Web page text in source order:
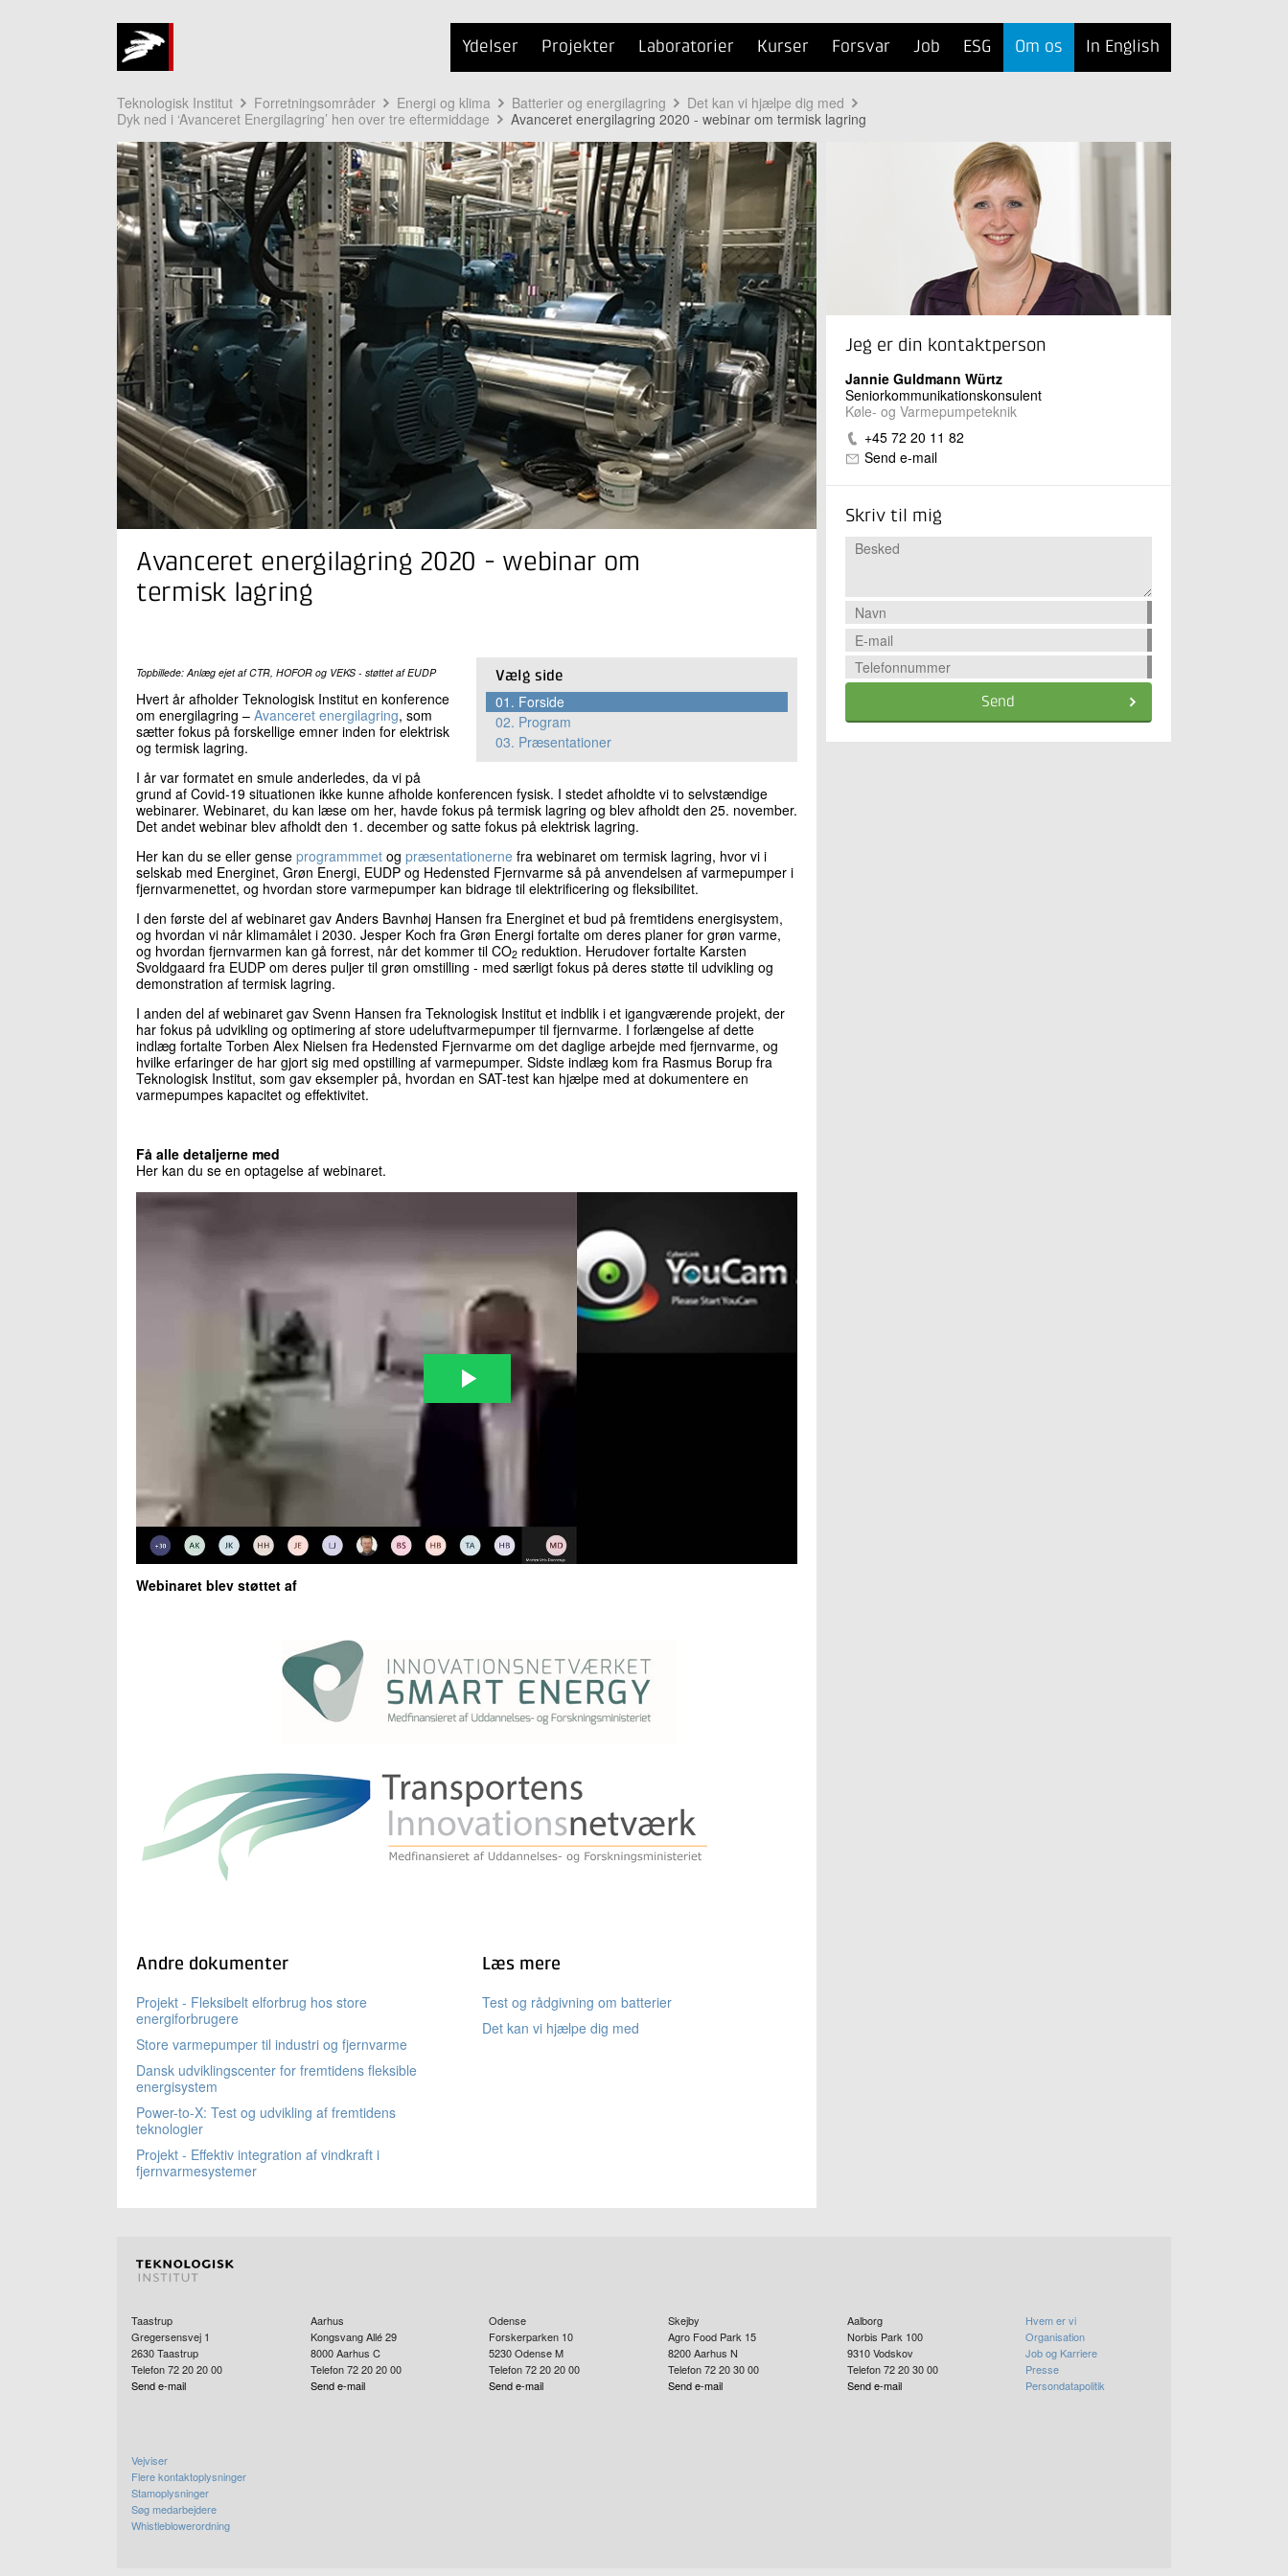
Ydelser Projekter Laboratorier Kurser Forsvar Job ESG Om os In English
Teknologisk Institut Forretningsområder Energi og klima Batterier og energilagring
Det kan vi hjælpe dig med
Dyk ned i ‘Avanceret Energilagring’ hen over tre eftermiddage
Avanceret energilagring 2020 - webinar om termisk lagring
Avanceret energilagring 2020 - webinar om
termisk lagring
Vælg side
01. Forside
02. Program
03. Præsentationer
Topbillede: Anlæg ejet af CTR, HOFOR og VEKS - støttet af EUDP
Hvert år afholder Teknologisk Institut en konference
om energilagring – Avanceret energilagring, som
sætter fokus på forskellige emner inden for elektrisk
og termisk lagring.
I år var formatet en smule anderledes, da vi på
grund af Covid-19 situationen ikke kunne afholde konferencen fysisk. I stedet afholdte vi to selvstændige
webinarer. Webinaret, du kan læse om her, havde fokus på termisk lagring og blev afholdt den 25. november.
Det andet webinar blev afholdt den 1. december og satte fokus på elektrisk lagring.
Her kan du se eller gense programmmet og præsentationerne fra webinaret om termisk lagring, hvor vi i
selskab med Energinet, Grøn Energi, EUDP og Hedensted Fjernvarme så på anvendelsen af varmepumper i
fjernvarmenettet, og hvordan store varmepumper kan bidrage til elektrificering og fleksibilitet.
I den første del af webinaret gav Anders Bavnhøj Hansen fra Energinet et bud på fremtidens energisystem,
og hvordan vi når klimamålet i 2030. Jesper Koch fra Grøn Energi fortalte om deres planer for grøn varme,
og hvordan fjernvarmen kan gå forrest, når det kommer til CO2 reduktion. Herudover fortalte Karsten
Svoldgaard fra EUDP om deres puljer til grøn omstilling - med særligt fokus på deres støtte til udvikling og
demonstration af termisk lagring.
I anden del af webinaret gav Svenn Hansen fra Teknologisk Institut et indblik i et igangværende projekt, der
har fokus på udvikling og optimering af store udeluftvarmepumper til fjernvarme. I forlængelse af dette
indlæg fortalte Torben Alex Nielsen fra Hedensted Fjernvarme om det daglige arbejde med fjernvarme, og
hvilke erfaringer de har gjort sig med opstilling af varmepumper. Sidste indlæg kom fra Rasmus Borup fra
Teknologisk Institut, som gav eksempler på, hvordan en SAT-test kan hjælpe med at dokumentere en
varmepumpes kapacitet og effektivitet.
Få alle detaljerne med
Her kan du se en optagelse af webinaret.
Webinaret blev støttet af
Andre dokumenter
Projekt - Fleksibelt elforbrug hos store
energiforbrugere
Store varmepumper til industri og fjernvarme
Dansk udviklingscenter for fremtidens fleksible
energisystem
Power-to-X: Test og udvikling af fremtidens
teknologier
Projekt - Effektiv integration af vindkraft i
fjernvarmesystemer
Læs mere
Test og rådgivning om batterier
Det kan vi hjælpe dig med
Jeg er din kontaktperson
Jannie Guldmann Würtz
Seniorkommunikationskonsulent
Køle- og Varmepumpeteknik
+45 72 20 11 82
Send e-mail
Skriv til mig
Send
Taastrup
Gregersensvej 1
2630Taastrup
Telefon 72 20 20 00
Send e-mail
Aarhus
Kongsvang Allé 29
8000 Aarhus C
Telefon 72 20 20 00
Send e-mail
Odense
Forskerparken 10
5230 Odense M
Telefon 72 20 20 00
Send e-mail
Skejby
Agro Food Park 15
8200Aarhus N
Telefon 72 20 30 00
Send e-mail
Aalborg
Norbis Park 100
9310 Vodskov
Telefon 72 20 30 00
Send e-mail
Hvem er vi
Organisation
Job og Karriere
Presse
Persondatapolitik
Vejviser
Flere kontaktoplysninger
Stamoplysninger
Søg medarbejdere
Whistleblowerordning